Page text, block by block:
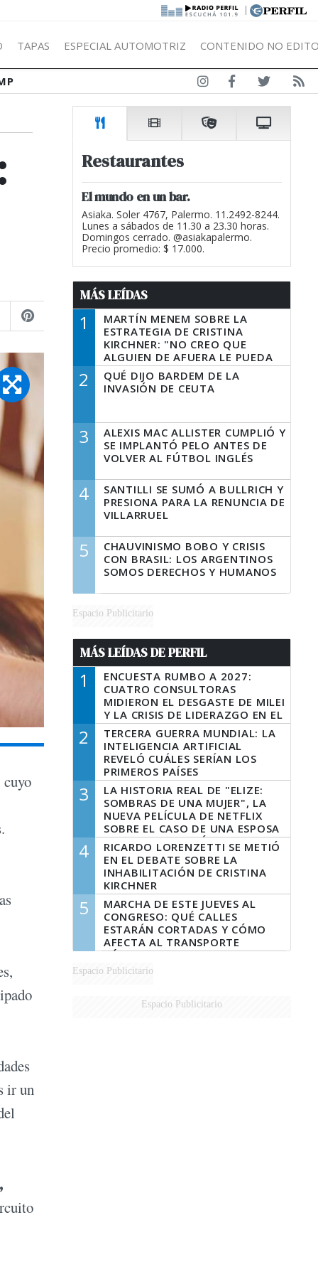
|
TAPAS ESPECIAL AUTOMOTRIZ CONTENIDO NO
cuyo
ir un
Restaurantes
El mundo en un bar.
Asiaka. Soler 4767, Palermo. 11.2492-8244.
Lunes a sábados de 11.30 a 23.30 horas.
Domingos cerrado. @asiakapalermo.
Precio promedio: $ 17.000.
MÁS LEÍDAS
1
MARTÍN MENEM SOBRE LA
ESTRATEGIA DE CRISTINA
KIRCHNER: "NO CREO QUE
ALGUIEN DE AFUERA LE PUEDA
DECIR A LA JUSTICIA LO QUE
TIENE QUE HACER"
2
QUÉ DIJO BARDEM DE LA
INVASIÓN DE CEUTA
3
ALEXIS MAC ALLISTER CUMPLIÓ Y
SE IMPLANTÓ PELO ANTES DE
VOLVER AL FÚTBOL INGLÉS
4
SANTILLI SE SUMÓ A BULLRICH Y
PRESIONA PARA LA RENUNCIA DE
VILLARRUEL
5
CHAUVINISMO BOBO Y CRISIS
CON BRASIL: LOS ARGENTINOS
SOMOS DERECHOS Y HUMANOS
Espacio Publicitario
MÁS LEÍDAS DE PERFIL
1
ENCUESTA RUMBO A 2027:
CUATRO CONSULTORAS
MIDIERON EL DESGASTE DE MILEI
Y LA CRISIS DE LIDERAZGO EN EL
PERONISMO
2
TERCERA GUERRA MUNDIAL: LA
INTELIGENCIA ARTIFICIAL
REVELÓ CUÁLES SERÍAN LOS
PRIMEROS PAÍSES
LATINOAMERICANOS EN SER
DERROTADOS
3
LA HISTORIA REAL DE "ELIZE:
SOMBRAS DE UNA MUJER", LA
NUEVA PELÍCULA DE NETFLIX
SOBRE EL CASO DE UNA ESPOSA
QUE DESCUARTIZÓ A SU
MARIDO
4
RICARDO LORENZETTI SE METIÓ
EN EL DEBATE SOBRE LA
INHABILITACIÓN DE CRISTINA
KIRCHNER
5
MARCHA DE ESTE JUEVES AL
CONGRESO: QUÉ CALLES
ESTARÁN CORTADAS Y CÓMO
AFECTA AL TRANSPORTE
PÚBLICO
Espacio Publicitario
Espacio Publicitario